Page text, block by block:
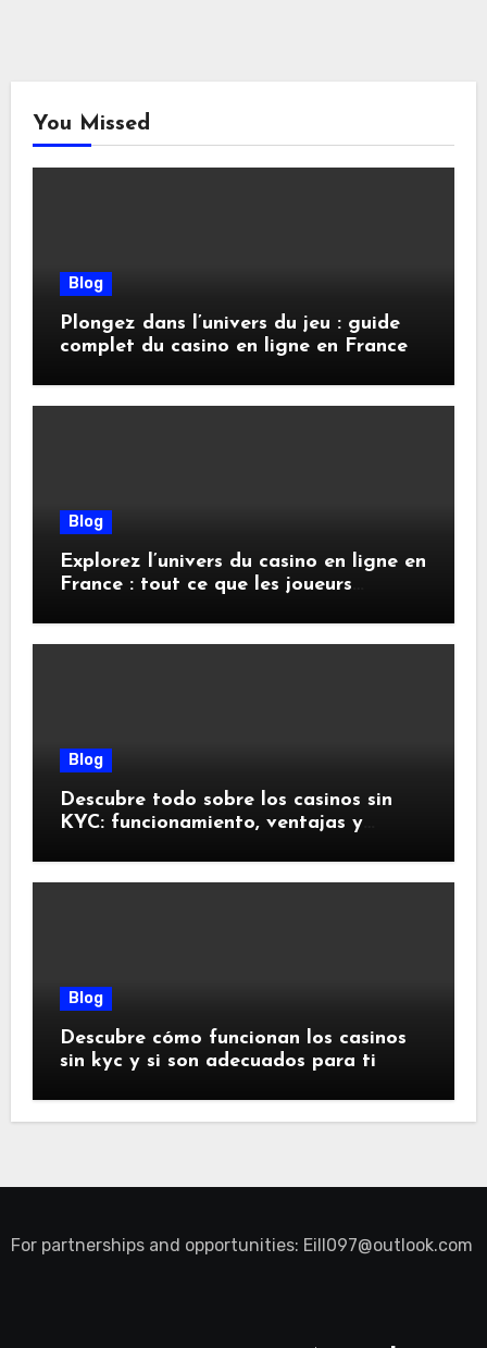
You Missed
Blog
Plongez dans l’univers du jeu : guide
complet du casino en ligne en France
Blog
Explorez l’univers du casino en ligne en
France : tout ce que les joueurs
Blog
Descubre todo sobre los casinos sin
KYC: funcionamiento, ventajas y
Blog
Descubre cómo funcionan los casinos
sin kyc y si son adecuados para ti
For partnerships and opportunities: Eill097@outlook.com